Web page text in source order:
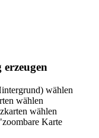
wählen
wählen
wählen
Karte